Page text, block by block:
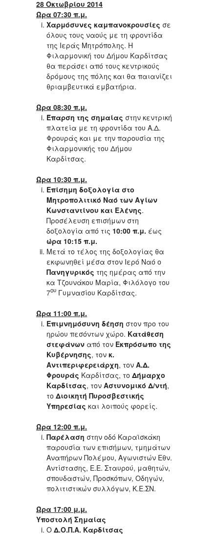
28 Οκτωβρίου 2014
Ώρα 07:30 π.μ.
Χαρμόσυνες καμπανοκρουσίες σε
όλους τους ναούς με τη φροντίδα
της Ιεράς Μητρόπολης. Η
Φιλαρμονική του Δήμου Καρδίτσας
θα περάσει από τους κεντρικούς
δρόμους της πόλης και θα παιανίζει
θριαμβευτικά εμβατήρια.
Ώρα 08:30 π.μ.
Έπαρση της σημαίας στην κεντρική
πλατεία με τη φροντίδα του Α.Δ.
Φρουράς και με την παρουσία της
Φιλαρμονικής του Δήμου
Καρδίτσας.
Ώρα 10:30 π.μ.
Επίσημη δοξολογία στο
Μητροπολιτικό Ναό των Αγίων
Κωνσταντίνου και Ελένης.
Προσέλευση επισήμων στη
δοξολογία από τις 10:00 π.μ. έως
ώρα 10:15 π.μ.
Μετά το τέλος της δοξολογίας θα
εκφωνηθεί μέσα στον Ιερό Ναό ο
Πανηγυρικός της ημέρας από την
κα Τζουνάκου Μαρία, Φιλόλογο του
7ου Γυμνασίου Καρδίτσας.
Ώρα 11:00 π.μ.
Επιμνημόσυνη δέηση στον προ του
ηρώου πεσόντων χώρο. Κατάθεση
στεφάνων από τον Εκπρόσωπο της
Κυβέρνησης, τον κ.
Αντιπεριφερειάρχη, τον Α.Δ.
Φρουράς Καρδίτσας, το Δήμαρχο
Καρδίτσας, τον Αστυνομικό Δ/ντή,
το Διοικητή Πυροσβεστικής
Υπηρεσίας και λοιπούς φορείς.
Ώρα 12:00 π.μ.
Παρέλαση στην οδό Καραϊσκάκη
παρουσία των επισήμων, τμημάτων
Αναπήρων Πολέμου, Αγωνιστών Εθν.
Αντίστασης, Ε.Ε. Σταυρού, μαθητών,
σπουδαστών, Προσκόπων, Οδηγών,
πολιτιστικών συλλόγων, Κ.Ε.ΣΝ.
Ώρα 17:00 μ.μ.
Υποστολή Σημαίας
Ο Δ.Ο.Π.Α. Καρδίτσας